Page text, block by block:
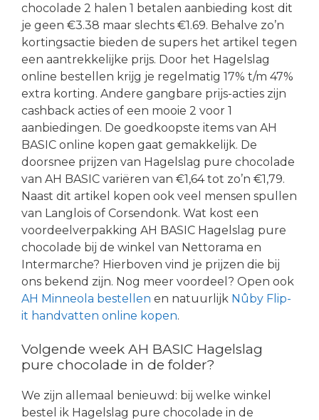
chocolade 2 halen 1 betalen aanbieding kost dit
je geen €3.38 maar slechts €1.69. Behalve zo’n
kortingsactie bieden de supers het artikel tegen
een aantrekkelijke prijs. Door het Hagelslag
online bestellen krijg je regelmatig 17% t/m 47%
extra korting. Andere gangbare prijs-acties zijn
cashback acties of een mooie 2 voor 1
aanbiedingen. De goedkoopste items van AH
BASIC online kopen gaat gemakkelijk. De
doorsnee prijzen van Hagelslag pure chocolade
van AH BASIC variëren van €1,64 tot zo’n €1,79.
Naast dit artikel kopen ook veel mensen spullen
van Langlois of Corsendonk. Wat kost een
voordeelverpakking AH BASIC Hagelslag pure
chocolade bij de winkel van Nettorama en
Intermarche? Hierboven vind je prijzen die bij
ons bekend zijn. Nog meer voordeel? Open ook
AH Minneola bestellen en natuurlijk Nûby Flip-
it handvatten online kopen.
Volgende week AH BASIC Hagelslag
pure chocolade in de folder?
We zijn allemaal benieuwd: bij welke winkel
bestel ik Hagelslag pure chocolade in de